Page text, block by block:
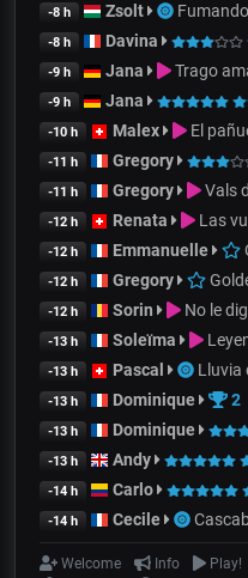
-8 h Zsolt
-8 h Davina
-9 h Jana Trago
-9 h Jana
-10 h Malex El
-11 h Gregory
-11 h Gregory Vals
-12 h Renata Las
-12 h Emmanuelle
-12 h Gregory
-12 h Sorin No le
-13 h Soleïma
-13 h Pascal Lluvia
-13 h Dominique 2
-13 h Dominique
-13 h Andy
-14 h Carlo
-14 h Cecile
Welcome Info Play!